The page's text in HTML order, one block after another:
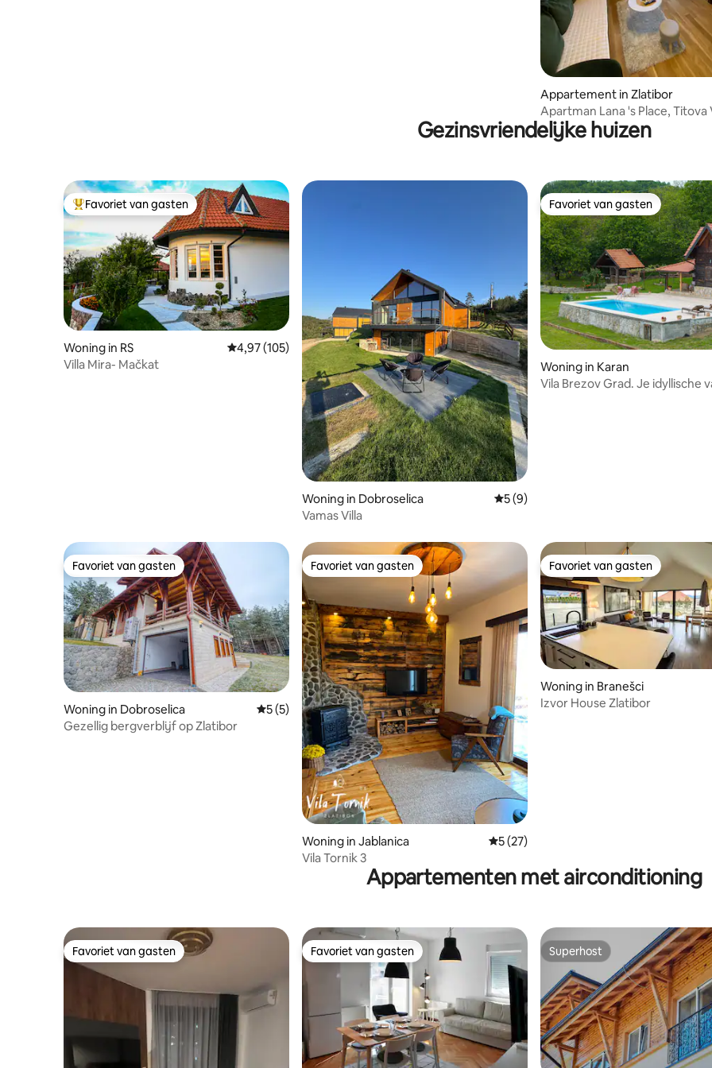
Appartement in Zlatibor
Apartman Lana 's Place, Titova
Gezinsvriendelijke huizen
Topfavoriet van gasten
Favoriet van gasten
Woning in RS Gemiddelde beoordeling van 4,97 uit 5, 105 recensies
4,97 (105)
Villa Mira- Mačkat
Woning in Dobroselica Gemiddelde beoordeling van 5 uit 5, 9
5 (9)
Vamas Villa
Favoriet van gasten
Favoriet van gasten
Woning in Karan
Vila Brezov Grad. Je idyllische
Favoriet van gasten
Favoriet van gasten
Woning in Dobroselica Gemiddelde beoordeling van 5 uit 5, 5 recensies
5 (5)
Gezellig bergverblijf op Zlatibor
Favoriet van gasten
Favoriet van gasten
Woning in Jablanica Gemiddelde beoordeling van 5 uit 5, 27
5 (27)
Vila Tornik 3
Favoriet van gasten
Favoriet van gasten
Woning in Branešci
Izvor House Zlatibor
Appartementen met airconditioning
Favoriet van gasten
Favoriet van gasten Favoriet van gasten
Favoriet van gasten Superhost
Superhost